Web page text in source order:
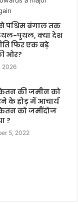
से पश्चिम बंगाल तक
पुथल, क्या देश
फिर एक बड़े
ओर?
2026
की जमीन को
के होड़ में आचार्य
को जमींदोज
?
5, 2022